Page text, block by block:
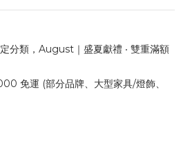
分類，August｜盛夏獻禮 ‧ 雙重滿額
免運 (部分品牌、大型家具/燈飾、